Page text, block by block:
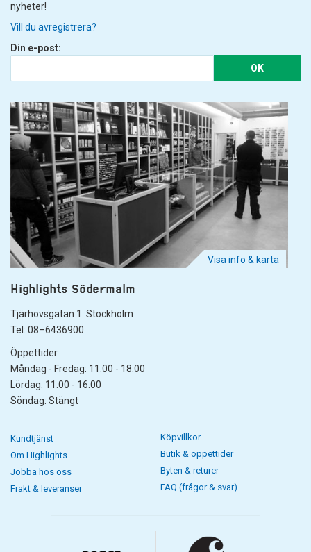
nyheter!
Vill du avregistrera?
Din e-post:
OK
Visa info & karta
Highlights Södermalm
Tjärhovsgatan 1. Stockholm
Tel: 08–6436900
Öppettider
Måndag - Fredag: 11.00 - 18.00
Lördag: 11.00 - 16.00
Söndag: Stängt
Kundtjänst
Om Highlights
Jobba hos oss
Frakt & leveranser
Köpvillkor
Butik & öppettider
Byten & returer
FAQ (frågor & svar)